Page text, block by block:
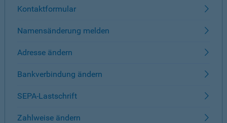
Kontaktformular
Namensänderung melden
Adresse ändern
Bankverbindung ändern
SEPA-Lastschrift
Zahlweise ändern